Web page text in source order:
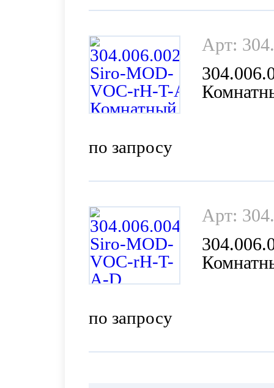
по запросу
Арт:
по запросу
Арт: